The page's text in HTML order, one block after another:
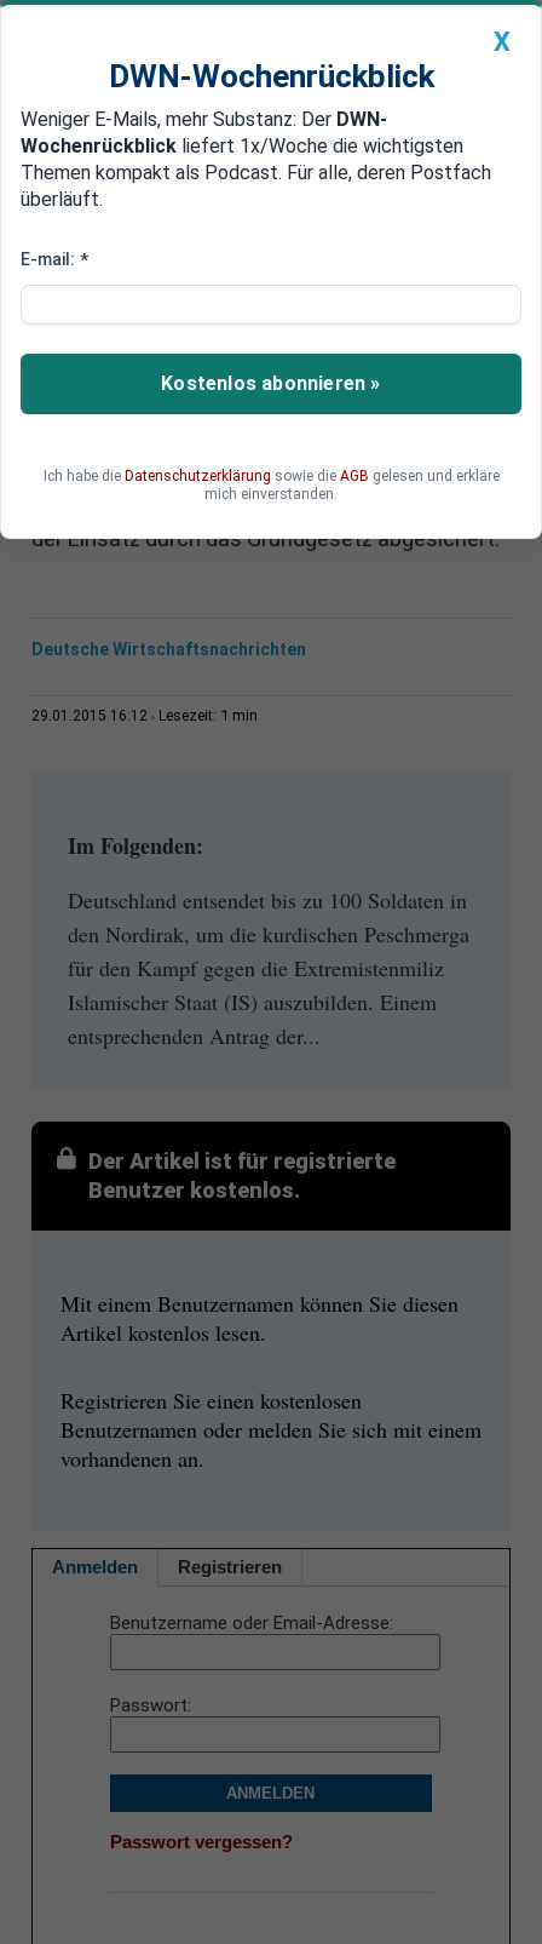
Newsticker MEIN DWN: Geldanlage Premium
Edelmetalle DWN-Magazin China
Ausbildungs-Mission gegen IS
Bundestag beschließt Einsatz
deutscher Soldaten im Nordirak
Am Donnerstag hat der Bundestag mehrheitlich
ausbilden. Nach Angaben des deutschen
der Einsatz durch das Grundgesetz abgesichert.
Deutsche Wirtschaftsnachrichten
29.01.2015 16:12 Lesezeit: 1 min
Im Folgenden:
Deutschland entsendet bis zu 100 Soldaten in
den Nordirak, um die kurdischen Peschmerga
für den Kampf gegen die Extremistenmiliz
Islamischer Staat (IS) auszubilden. Einem
entsprechenden Antrag der...
Der Artikel ist für registrierte
Benutzer kostenlos.
Mit einem Benutzernamen können Sie diesen
Artikel kostenlos lesen.
Registrieren Sie einen kostenlosen
Benutzernamen oder melden Sie sich mit einem
vorhandenen an.
Anmelden Registrieren
Benutzername oder Email-Adresse
Passwort
ANMELDEN
Passwort vergessen?
X
DWN-Wochenrückblick
Weniger E-Mails, mehr Substanz: Der DWN-
Wochenrückblick liefert 1x/Woche die wichtigsten
Themen kompakt als Podcast. Für alle, deren Postfach
überläuft.
E-mail: *
Kostenlos abonnieren »
Ich habe die Datenschutzerklärung sowie die AGB gelesen und erkläre
mich einverstanden.